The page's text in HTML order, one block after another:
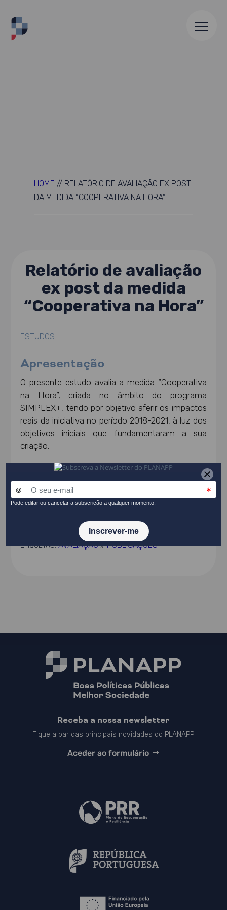
HOME // RELATÓRIO DE AVALIAÇÃO EX POST
DA MEDIDA “COOPERATIVA NA HORA”
Relatório de avaliação
ex post da medida
“Cooperativa na Hora”
ESTUDOS
Apresentação
O presente estudo avalia a medida “Cooperativa
na Hora”, criada no âmbito do programa
SIMPLEX+, tendo por objetivo aferir os impactos
reais da iniciativa no período 2018-2021, à luz dos
objetivos iniciais que fundamentaram a sua
criação.
CONSULTE O DOCUMENTO
PARTILHAR NO LINKEDIN
ETIQUETAS:AVALIAÇÃO//PUBLICAÇÕES
Receba a nossa newsletter
Fique a par das principais novidades do PLANAPP
Aceder ao formulário